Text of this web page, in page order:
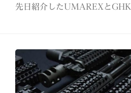
先日紹介したUMAREXと